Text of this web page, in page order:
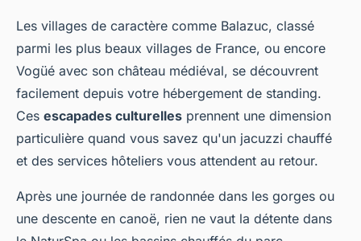
Les villages de caractère comme Balazuc, classé
parmi les plus beaux villages de France, ou encore
Vogüé avec son château médiéval, se découvrent
facilement depuis votre hébergement de standing.
Ces escapades culturelles prennent une dimension
particulière quand vous savez qu'un jacuzzi chauffé
et des services hôteliers vous attendent au retour.
Après une journée de randonnée dans les gorges ou
une descente en canoë, rien ne vaut la détente dans